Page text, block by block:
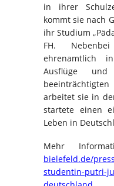
in ihrer
kommt sie nach
ihr Studium
FH.
ehrenamtlich
Ausflüge und
arbeitet sie in
startete einen
Leben in
Mehr
bielefeld.de/
studentin-putri-